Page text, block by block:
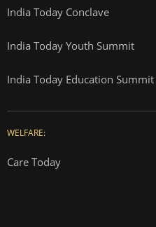
India Today Conclave
India Today Youth Summit
India Today Education Summit
WELFARE:
Care Today